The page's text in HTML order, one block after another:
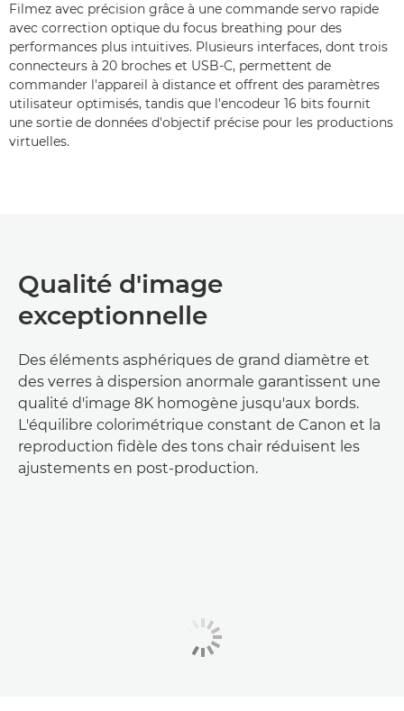
Filmez avec précision grâce à une commande servo rapide
avec correction optique du focus breathing pour des
performances plus intuitives. Plusieurs interfaces, dont trois
connecteurs à 20 broches et USB-C, permettent de
commander l'appareil à distance et offrent des paramètres
utilisateur optimisés, tandis que l'encodeur 16 bits fournit
une sortie de données d'objectif précise pour les productions
virtuelles.
Qualité d'image
exceptionnelle
Des éléments asphériques de grand diamètre et
des verres à dispersion anormale garantissent une
qualité d'image 8K homogène jusqu'aux bords.
L'équilibre colorimétrique constant de Canon et la
reproduction fidèle des tons chair réduisent les
ajustements en post-production.